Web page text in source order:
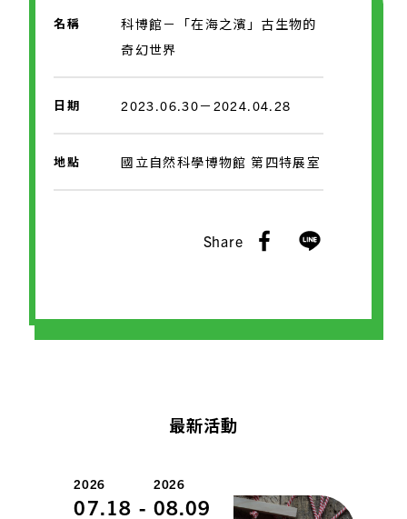
名稱
科博館－「在海之濱」古生物的
奇幻世界
日期 2023.06.30－2024.04.28
地點 國立自然科學博物館 第四特展室
Share
最新活動
2026
07.18 -
2026
08.09